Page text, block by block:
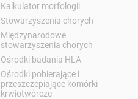
Kalkulator morfologii
Stowarzyszenia chorych
Międzynarodowe
stowarzyszenia chorych
Ośrodki badania HLA
Ośrodki pobierające i
przeszczepiające komórki
krwiotwórcze